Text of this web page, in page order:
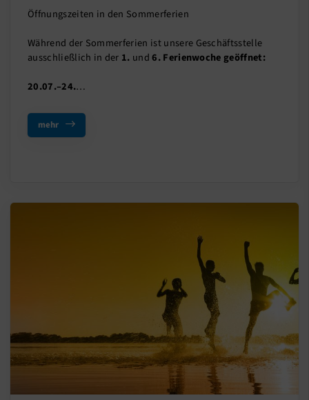
Öffnungszeiten in den Sommerferien
Während der Sommerferien ist unsere Geschäftsstelle
ausschließlich in der 1. und6. Ferienwoche geöffnet:
20.07.–24.…
mehr